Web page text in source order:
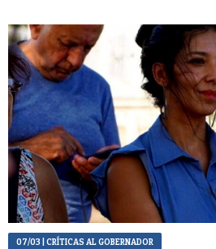
07/03 | CRÍTICAS AL GOBERNADOR